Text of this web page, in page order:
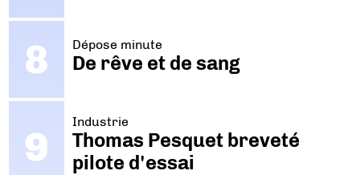
Dépose minute
De rêve et de sang
Industrie
Thomas Pesquet breveté
pilote d'essai